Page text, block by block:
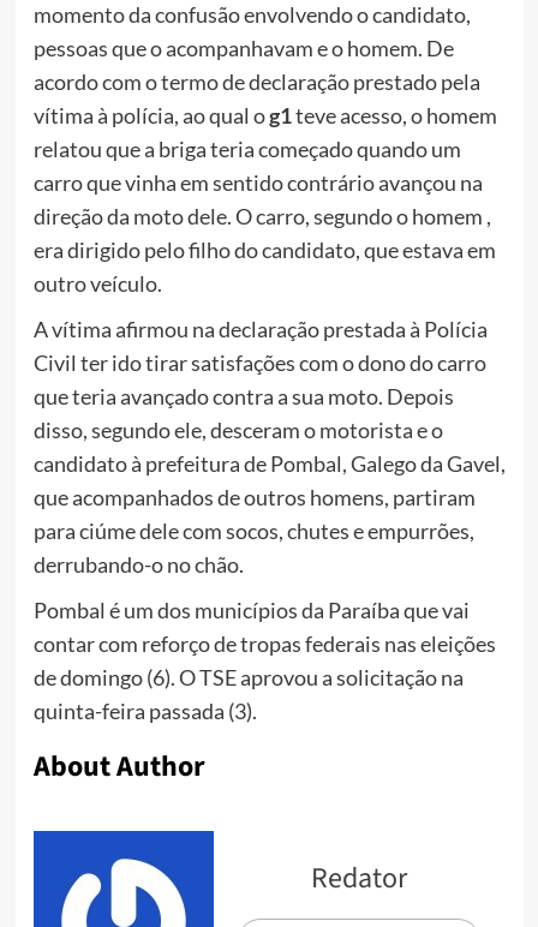
momento da confusão envolvendo o candidato,
pessoas que o acompanhavam e o homem. De
acordo com o termo de declaração prestado pela
vítima à polícia, ao qual og1teve acesso, o homem
relatou que a briga teria começado quando um
carro que vinha em sentido contrário avançou na
direção da moto dele. O carro, segundo o homem ,
era dirigido pelo filho do candidato, que estava em
outro veículo.
A vítima afirmou na declaração prestada à Polícia
Civil ter ido tirar satisfações com o dono do carro
que teria avançado contra a sua moto. Depois
disso, segundo ele, desceram o motorista e o
candidato à prefeitura de Pombal, Galego da Gavel,
que acompanhados de outros homens, partiram
para ciúme dele com socos, chutes e empurrões,
derrubando-o no chão.
Pombal é um dos municípios da Paraíba que vai
contar com reforço de tropas federais nas eleições
de domingo (6). O TSE aprovou a solicitação na
quinta-feira passada (3).
About Author
Redator